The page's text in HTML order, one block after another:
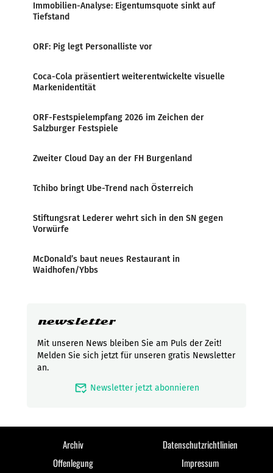
Immobilien-Analyse: Eigentumsquote sinkt auf
Tiefstand
ORF: Pig legt Personalliste vor
Coca-Cola präsentiert weiterentwickelte visuelle
Markenidentität
ORF-Festspielempfang 2026 im Zeichen der
Salzburger Festspiele
Zweiter Cloud Day an der FH Burgenland
Tchibo bringt Ube-Trend nach Österreich
Stiftungsrat Lederer wehrt sich in den SN gegen
Vorwürfe
McDonald’s baut neues Restaurant in
Waidhofen/Ybbs
newsletter
Mit unseren News bleiben Sie am Puls der Zeit!
Melden Sie sich jetzt für unseren gratis Newsletter
an.
mark_email_read Newsletter jetzt abonnieren
Archiv
Datenschutzrichtlinien
Offenlegung
Impressum